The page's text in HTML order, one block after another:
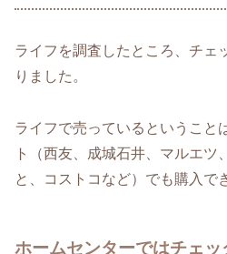
ライフを調査したところ、チェ
りました。
ライフで売っているということ
ト（西友、成城石井、マルエツ
と、コストコなど）でも購入で
ホームセンターではチェ